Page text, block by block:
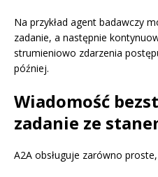
Na przykład agent badawczy
zadanie, a następnie
strumieniowo zdarzenia
później.
Wiadomość
zadanie ze
A2A obsługuje zarówno